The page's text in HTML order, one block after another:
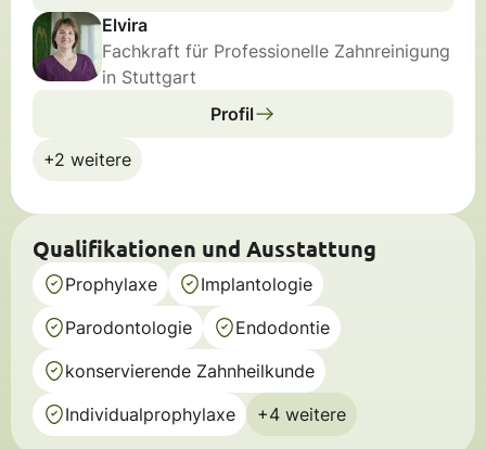
Elvira
Fachkraft für Professionelle Zahnreinigung
in Stuttgart
Profil
+2 weitere
Qualifikationen und Ausstattung
Prophylaxe
Implantologie
Parodontologie
Endodontie
konservierende Zahnheilkunde
Individualprophylaxe
+4 weitere